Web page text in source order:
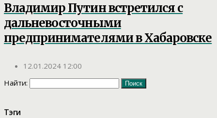
Владимир Путин встретился с
дальневосточными
предпринимателями в Хабаровске
12.01.2024 12:00
Найти:
Тэги